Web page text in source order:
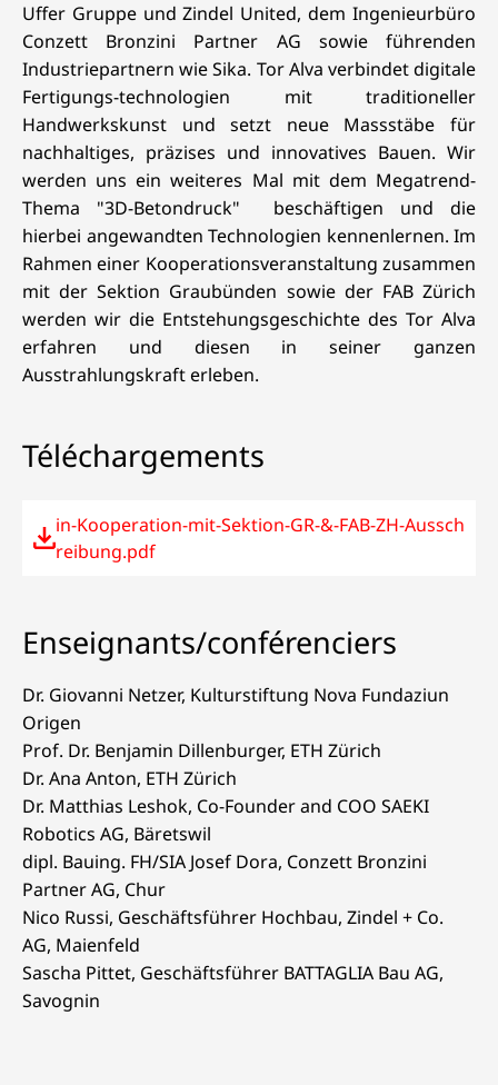
Uffer Gruppe und Zindel United, dem Ingenieurbüro
Conzett Bronzini Partner AG sowie führenden
Industriepartnern wie Sika. Tor Alva verbindet digitale
Fertigungs-technologien mit traditioneller
Handwerkskunst und setzt neue Massstäbe für
nachhaltiges, präzises und innovatives Bauen. Wir
werden uns ein weiteres Mal mit dem Megatrend-
Thema "3D-Betondruck" beschäftigen und die
hierbei angewandten Technologien kennenlernen. Im
Rahmen einer Kooperationsveranstaltung zusammen
mit der Sektion Graubünden sowie der FAB Zürich
werden wir die Entstehungsgeschichte des Tor Alva
erfahren und diesen in seiner ganzen
Ausstrahlungskraft erleben.
Téléchargements
in-Kooperation-mit-Sektion-GR-&-FAB-ZH-Aussch
reibung.pdf
Enseignants/conférenciers
Dr. Giovanni Netzer, Kulturstiftung Nova Fundaziun
Origen
Prof. Dr. Benjamin Dillenburger, ETH Zürich
Dr. Ana Anton, ETH Zürich
Dr. Matthias Leshok, Co-Founder and COO SAEKI
Robotics AG, Bäretswil
dipl. Bauing. FH/SIA Josef Dora, Conzett Bronzini
Partner AG, Chur
Nico Russi, Geschäftsführer Hochbau, Zindel + Co.
AG, Maienfeld
Sascha Pittet, Geschäftsführer BATTAGLIA Bau AG,
Savognin